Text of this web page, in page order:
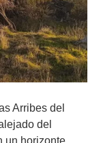
Arribes del
del